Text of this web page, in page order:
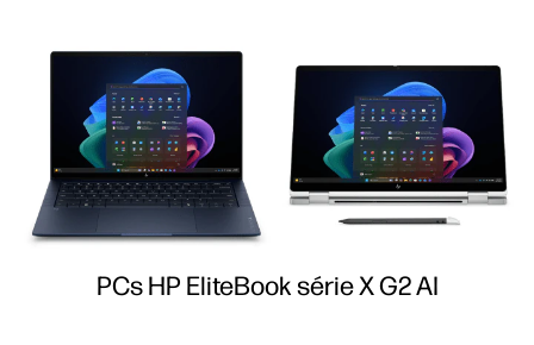
PCs HP EliteBook série X G2 AI